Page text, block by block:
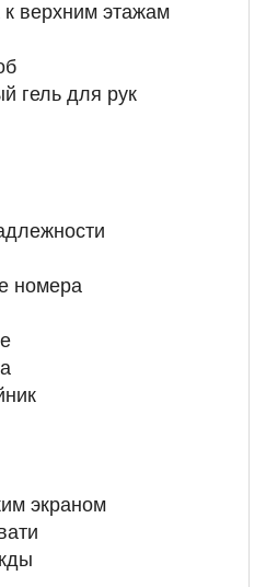
верхним этажам
гель для рук
номера
экраном